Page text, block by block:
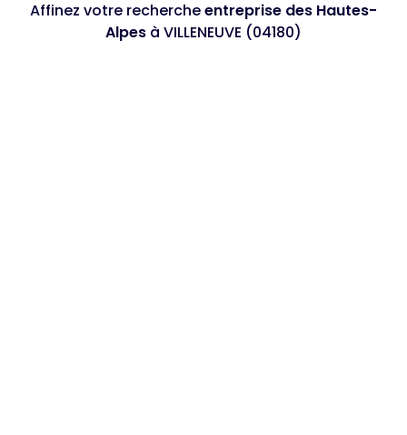
Affinez votre rechercheentreprise des Hautes-
Alpes à VILLENEUVE (04180)